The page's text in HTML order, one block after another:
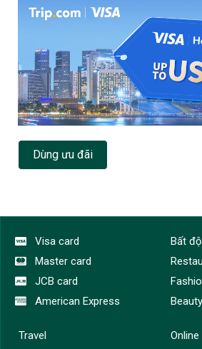
Dùng ưu đãi
Visa card
Master card
JCB card
American Express
Bất
Travel
Online